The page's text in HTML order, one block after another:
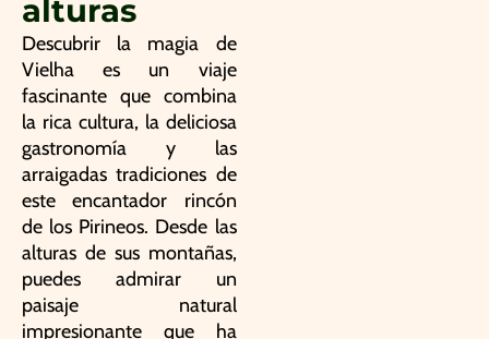
alturas
Descubrir la magia de
Vielha es un viaje
fascinante que combina
la rica cultura, la deliciosa
gastronomía y las
arraigadas tradiciones de
este encantador rincón
de los Pirineos. Desde las
alturas de sus montañas,
puedes admirar un
paisaje natural
impresionante que ha